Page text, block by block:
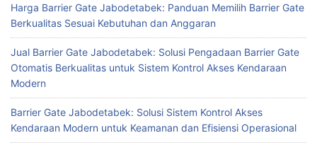
Harga Barrier Gate Jabodetabek: Panduan Memilih Barrier Gate
Berkualitas Sesuai Kebutuhan dan Anggaran
Jual Barrier Gate Jabodetabek: Solusi Pengadaan Barrier Gate
Otomatis Berkualitas untuk Sistem Kontrol Akses Kendaraan
Modern
Barrier Gate Jabodetabek: Solusi Sistem Kontrol Akses
Kendaraan Modern untuk Keamanan dan Efisiensi Operasional